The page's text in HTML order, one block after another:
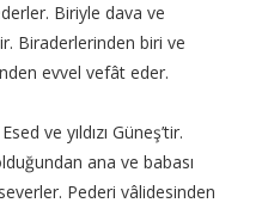
Biriyle dava ve
Biraderlerinden biri ve
evvel vefât eder.
ve yıldızı Güneş’tir.
ana ve babası
Pederi vâlidesinden